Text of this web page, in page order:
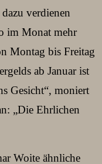
verdienen
im Monat mehr
Montag bis Freitag
ab Januar ist
Gesicht“, moniert
„Die Ehrlichen
Woite ähnliche